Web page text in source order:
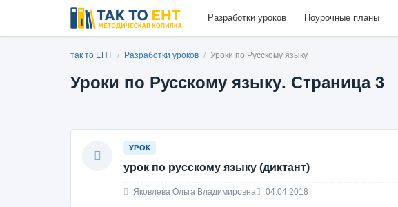
Разработки уроков Поурочные планы
так то ЕНТ / Разработки уроков / Уроки по Русскому языку
Уроки по Русскому языку. Страница 3
УРОК
урок по русскому языку (диктант)
Яковлева Ольга Владимировна 04.04.2018